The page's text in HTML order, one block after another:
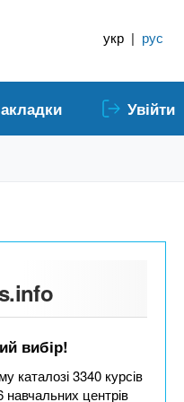
укр | рус
Увійти
вибір!
каталозі 3340 курсів
навчальних центрів